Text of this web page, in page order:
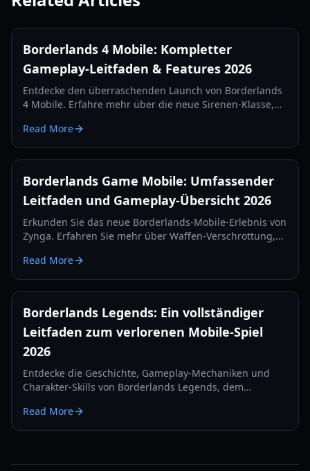
Borderlands 4 Mobile: Kompletter
Gameplay-Leitfaden & Features 2026
Entdecke den überraschenden Launch von Borderlands
4 Mobile. Erfahre mehr über die neue Sirenen-Klasse,
Anforderungen in unserem umfassenden Guide für
2026.
Read More
Borderlands Game Mobile: Umfassender
Leitfaden und Gameplay-Übersicht 2026
Erkunden Sie das neue Borderlands-Mobile-Erlebnis von
Zynga. Erfahren Sie mehr über Waffen-Verschrottung,
unserem Guide 2026.
Read More
Borderlands Legends: Ein vollständiger
Leitfaden zum verlorenen Mobile-Spiel
2026
Entdecke die Geschichte, Gameplay-Mechaniken und
Charakter-Skills von Borderlands Legends, dem
2026 auf dieses verlorene Juwel zugreifen kannst.
Read More